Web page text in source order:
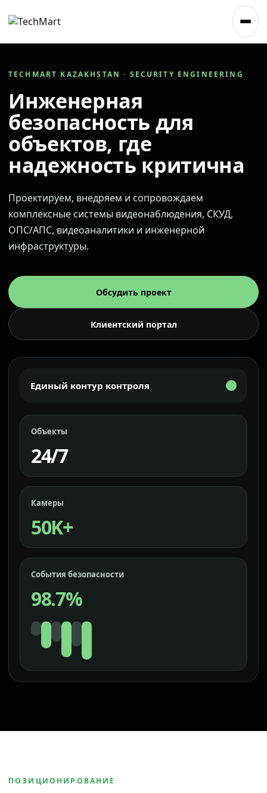
TECHMART KAZAKHSTAN · SECURITY ENGINEERING
Инженерная
безопасность для
объектов, где
надежность критична
Проектируем, внедряем и сопровождаем
комплексные системы видеонаблюдения, СКУД,
ОПС/АПС, видеоаналитики и инженерной
инфраструктуры.
Обсудить проект
Клиентский портал
Единый контур контроля
Объекты
24/7
Камеры
50K+
События безопасности
98.7%
ПОЗИЦИОНИРОВАНИЕ